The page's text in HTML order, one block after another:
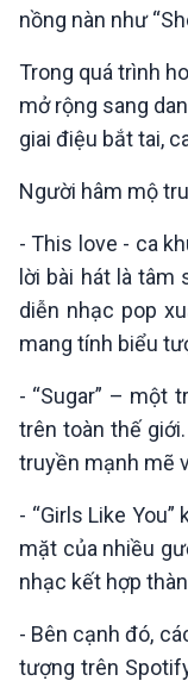
nồng nàn như
Trong quá trình
mở rộng sang
giai điệu bắt tai,
Người hâm mộ
- This love - ca
lời bài hát là
diễn nhạc pop
mang tính biểu
- “Sugar” – một
trên toàn thế
truyền mạnh mẽ
- “Girls Like
mặt của nhiều
nhạc kết hợp
- Bên cạnh đó,
tượng trên